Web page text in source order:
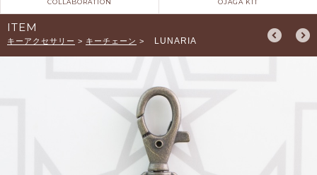
COLLABORATION OJAGA KIT
ITEM
キーアクセサリー > キーチェーン > LUNARIA